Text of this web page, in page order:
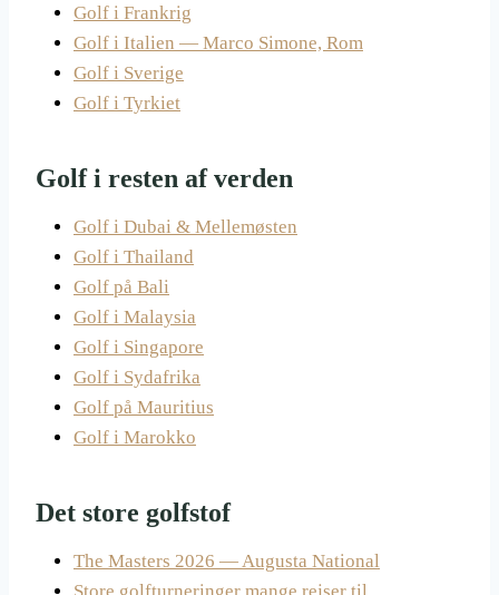
Golf i Frankrig
Golf i Italien — Marco Simone, Rom
Golf i Sverige
Golf i Tyrkiet
Golf i resten af verden
Golf i Dubai & Mellemøsten
Golf i Thailand
Golf på Bali
Golf i Malaysia
Golf i Singapore
Golf i Sydafrika
Golf på Mauritius
Golf i Marokko
Det store golfstof
The Masters 2026 — Augusta National